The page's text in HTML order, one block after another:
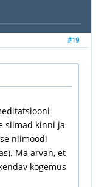
#19
silmad kinni ja
niimoodi
Ma arvan, et
kogemus